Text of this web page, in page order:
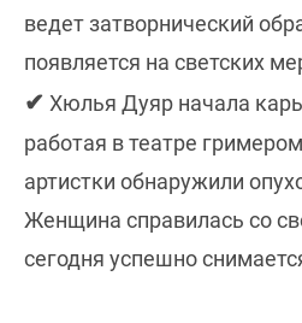
ведет затворнический
появляется на светских
✔ Хюлья Дуяр начала
работая в театре
артистки обнаружили
Женщина справилась со
сегодня успешно